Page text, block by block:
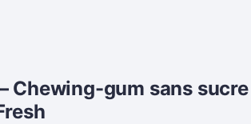
Chewing-gum sans sucre